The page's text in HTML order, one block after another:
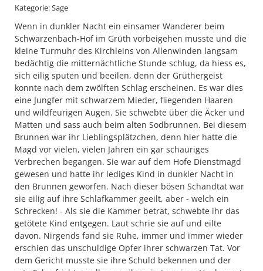
Kategorie: Sage
Wenn in dunkler Nacht ein einsamer Wanderer beim
Schwarzenbach-Hof im Grüth vorbeigehen musste und die
kleine Turmuhr des Kirchleins von Allenwinden langsam
bedächtig die mitternächtliche Stunde schlug, da hiess es,
sich eilig sputen und beeilen, denn der Grüthergeist
konnte nach dem zwölften Schlag erscheinen. Es war dies
eine Jungfer mit schwarzem Mieder, fliegenden Haaren
und wildfeurigen Augen. Sie schwebte über die Äcker und
Matten und sass auch beim alten Sodbrunnen. Bei diesem
Brunnen war ihr Lieblingsplätzchen, denn hier hatte die
Magd vor vielen, vielen Jahren ein gar schauriges
Verbrechen begangen. Sie war auf dem Hofe Dienstmagd
gewesen und hatte ihr lediges Kind in dunkler Nacht in
den Brunnen geworfen. Nach dieser bösen Schandtat war
sie eilig auf ihre Schlafkammer geeilt, aber - welch ein
Schrecken! - Als sie die Kammer betrat, schwebte ihr das
getötete Kind entgegen. Laut schrie sie auf und eilte
davon. Nirgends fand sie Ruhe, immer und immer wieder
erschien das unschuldige Opfer ihrer schwarzen Tat. Vor
dem Gericht musste sie ihre Schuld bekennen und der